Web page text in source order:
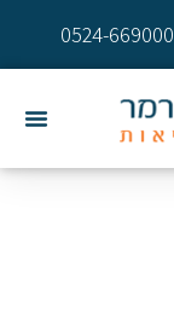
0524-669000